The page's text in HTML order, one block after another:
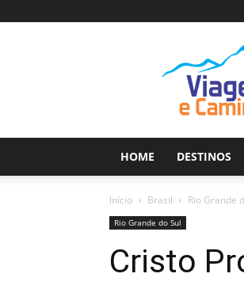
HOME DESTINOS
Início Brasil Rio Grande
Rio Grande do Sul
Cristo